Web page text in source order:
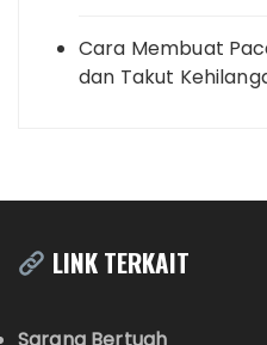
Cara Membuat
dan Takut
LINK TERKAIT